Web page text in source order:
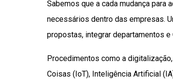
Sabemos que a cada mudança para
necessários dentro das empresas.
propostas, integrar departamentos e
Procedimentos como a
Coisas (IoT), Inteligência Artificial